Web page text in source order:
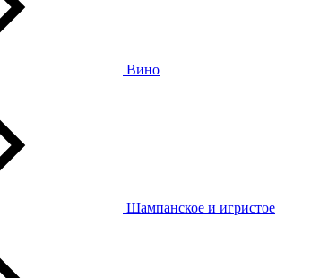
Вино
Шампанское и игристое